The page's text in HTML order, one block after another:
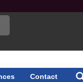
Contact